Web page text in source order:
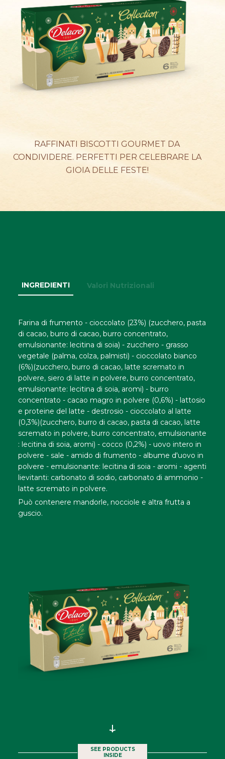
NOTIZIE
RAFFINATI BISCOTTI GOURMET DA
CONDIVIDERE. PERFETTI PER CELEBRARE LA
GIOIA DELLE FESTE!
INGREDIENTI Valori Nutrizionali
Farina di frumento - cioccolato (23%) (zucchero, pasta
di cacao, burro di cacao, burro concentrato,
emulsionante: lecitina di soia) - zucchero - grasso
vegetale (palma, colza, palmisti) - cioccolato bianco
(6%)(zucchero, burro di cacao, latte scremato in
polvere, siero di latte in polvere, burro concentrato,
emulsionante: lecitina di soia, aromi) - burro
concentrato - cacao magro in polvere (0,6%) - lattosio
e proteine del latte - destrosio - cioccolato al latte
(0,3%)(zucchero, burro di cacao, pasta di cacao, latte
scremato in polvere, burro concentrato, emulsionante
: lecitina di soia, aromi) - cocco (0,2%) - uovo intero in
polvere - sale - amido di frumento - albume d'uovo in
polvere - emulsionante: lecitina di soia - aromi - agenti
lievitanti: carbonato di sodio, carbonato di ammonio -
latte scremato in polvere.
Può contenere mandorle, nocciole e altra frutta a
guscio.
SEE PRODUCTS
INSIDE